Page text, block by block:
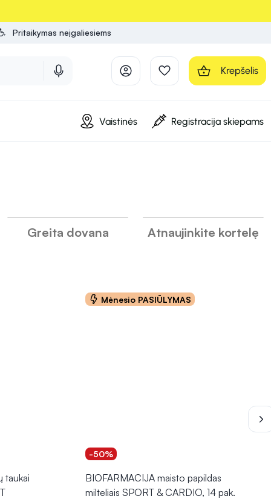
Pritaikymas neįgaliesiems
Krepšelis
Vaistinės Registracija skiepams
Greita dovana Atnaujinkite kortelę
taukai
Mėnesio PASIŪLYMAS
-50%
BIOFARMACIJA maisto papildas
milteliais SPORT & CARDIO, 14 pak.